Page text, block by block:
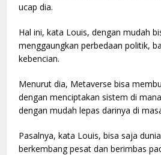
ucap dia.
Hal ini, kata Louis, dengan mudah
menggaungkan perbedaan politik,
kebencian.
Menurut dia, Metaverse bisa
dengan menciptakan sistem di
dengan mudah lepas darinya di
Pasalnya, kata Louis, bisa saja
berkembang pesat dan berimbas